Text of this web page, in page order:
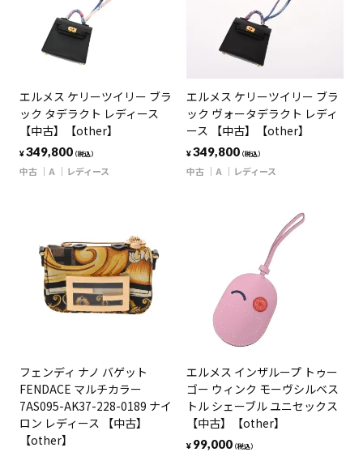
エルメス ケリーツイリー ブラ
ック タデラクト レディース
【中古】【other】
¥349,800（税込）
中古 A レディース
エルメス ケリーツイリー ブラ
ック ヴォータデラクト レディ
ース 【中古】【other】
¥349,800（税込）
中古 A レディース
フェンディ ナノ バゲット
FENDACE マルチカラー
7AS095-AK37-228-0189 ナイ
ロン レディース 【中古】
【other】
エルメス インザループ トゥー
ゴー ウィンク モーヴシルベス
トル シェーブル ユニセックス
【中古】【other】
¥ 99,000（税込）